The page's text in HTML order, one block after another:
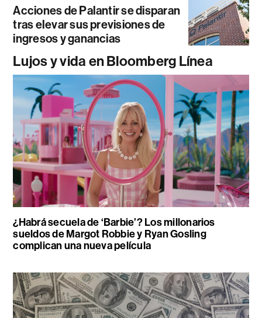
Acciones de Palantir se disparan
tras elevar sus previsiones de
ingresos y ganancias
Lujos y vida en Bloomberg Línea
¿Habrá secuela de ‘Barbie’? Los millonarios
sueldos de Margot Robbie y Ryan Gosling
complican una nueva película